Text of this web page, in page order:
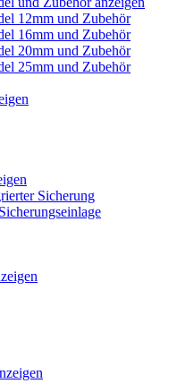
12mm und Zubehör
16mm und Zubehör
20mm und Zubehör
25mm und Zubehör
Sicherung